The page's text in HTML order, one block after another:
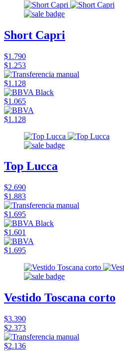
Short Capri
$1.790
$1.253
$1.128
$1.065
$1.128
Top Lucca
$2.690
$1.883
$1.695
$1.601
$1.695
Vestido Toscana corto
$3.390
$2.373
$2.136